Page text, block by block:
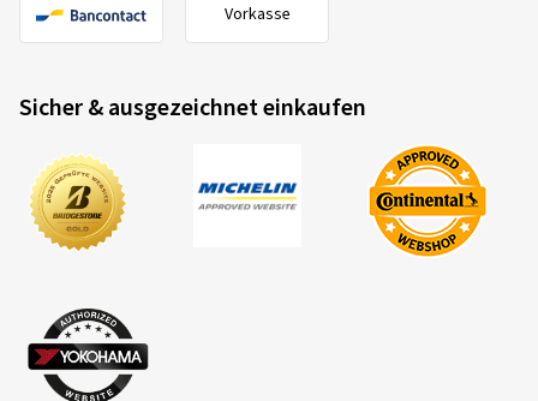
Vorkasse
Sicher & ausgezeichnet einkaufen